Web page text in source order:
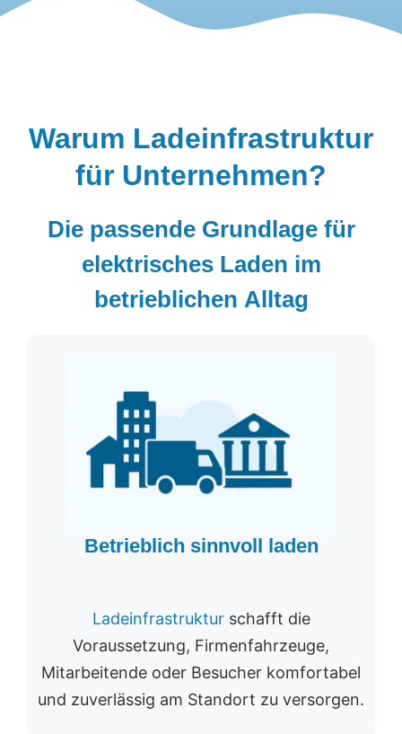
Warum Ladeinfrastruktur
für Unternehmen?
Die passende Grundlage für
elektrisches Laden im
betrieblichen Alltag
Betrieblich sinnvoll laden
Ladeinfrastrukturschafft die
Voraussetzung, Firmenfahrzeuge,
Mitarbeitende oder Besucher komfortabel
und zuverlässig am Standort zu versorgen.